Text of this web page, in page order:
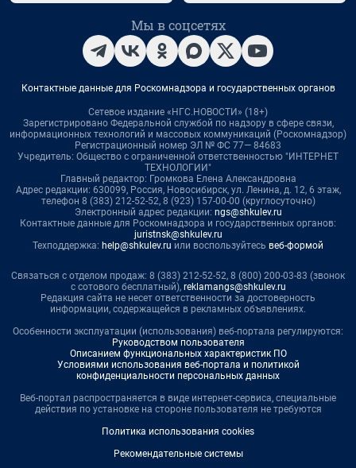
Мы в соцсетях
Контактные данные для Роскомнадзора и государственных органов
Сетевое издание «НГС.НОВОСТИ» (18+)
Зарегистрировано Федеральной службой по надзору в сфере связи,
информационных технологий и массовых коммуникаций (Роскомнадзор)
Регистрационный номер ЭЛ № ФС 77— 84683
Учредитель: Общество с ограниченной ответственностью "ИНТЕРНЕТ
ТЕХНОЛОГИИ"
Главный редактор: Громкова Елена Александровна
Адрес редакции: 630099, Россия, Новосибирск, ул. Ленина, д. 12, 6 этаж,
телефон 8 (383) 212-52-52, 8 (923) 157-00-00 (круглосуточно)
Электронный адрес редакции: ngs@shkulev.ru
Контактные данные для Роскомнадзора и государственных органов:
juristnsk@shkulev.ru
Техподдержка: help@shkulev.ru или воспользуйтесь веб-формой
Связаться с отделом продаж: 8 (383) 212-52-52, 8 (800) 200-03-83 (звонок
с сотового бесплатный), reklamangs@shkulev.ru
Редакция сайта не несет ответственности за достоверность
информации, содержащейся в рекламных объявлениях.
Особенности эксплуатации (использования) веб-портала регулируются:
Руководством пользователя
Описанием функциональных характеристик ПО
Условиями использования веб-портала и политикой
конфиденциальности персональных данных
Веб-портал распространяется в виде интернет-сервиса, специальные
действия по установке на стороне пользователя не требуются
Политика использования cookies
Рекомендательные системы